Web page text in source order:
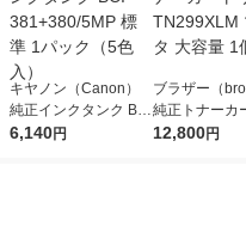
キヤノン（Canon）
純正インクタンク BCI
-381+380/5MP 標準 1
6,140円
ブラザー（
純正トナーカ
ジ
12,800円